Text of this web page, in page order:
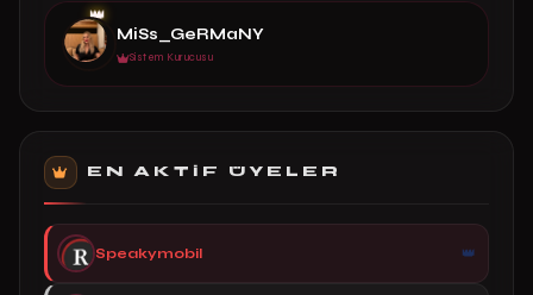
👑
MiSs_GeRMaNY
Sistem Kurucusu
EN AKTIF ÜYELER
Speakymobil